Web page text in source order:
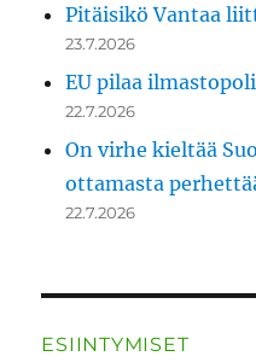
Pitäisikö Vantaa
23.7.2026
EU pilaa
22.7.2026
On virhe kieltää
ottamasta
22.7.2026
ESIINTYMISET